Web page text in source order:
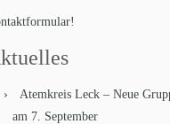
Atemkreis Leck – Neue
am 7. September